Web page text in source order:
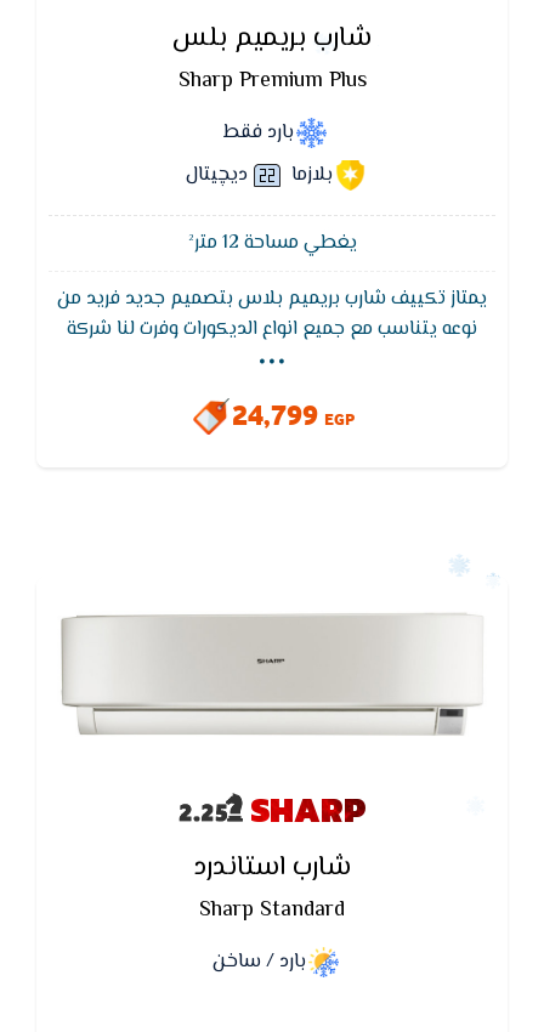
شارب بريميم بلس
Sharp Premium Plus
بارد فقط
بلازما
ديچيتال
يغطي مساحة 12 متر²
يمتاز تكييف شارب بريميم بلاس بتصميم جديد فريد من
نوعه يتناسب مع جميع انواع الديكورات وفرت لنا شركة
شارب بريميم بلاس بانها تتميز بالبلازما التي تقضي على
الجراثيم والاتربه كما انها تعمل في اقل جهد كهربائي
...
24,799 EGP
SHARP
شارب استاندرد
Sharp Standard
بارد / ساخن